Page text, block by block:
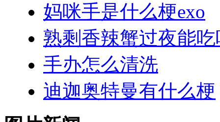
妈咪手是什么梗exo
熟剩香辣蟹过夜能吃
手办怎么清洗
迪迦奥特曼有什么梗